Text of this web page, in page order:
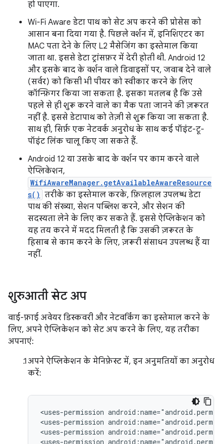
हो पाएगा.
Wi-Fi Aware डेटा पाथ को सेट अप करने की प्रोसेस को
आसान बना दिया गया है. पिछले वर्शन में, इनिशिएटर का
MAC पता देने के लिए L2 मैसेजिंग का इस्तेमाल किया
जाता था. इससे डेटा ट्रांसफ़र में देरी होती थी. Android 12
और इसके बाद के वर्शन वाले डिवाइसों पर, जवाब देने वाले
(सर्वर) को किसी भी पीयर को स्वीकार करने के लिए
कॉन्फ़िगर किया जा सकता है. इसका मतलब है कि उसे
पहले से ही शुरू करने वाले का मैक पता जानने की ज़रूरत
नहीं है. इससे डेटापाथ को तेज़ी से शुरू किया जा सकता है.
साथ ही, सिर्फ़ एक नेटवर्क अनुरोध के साथ कई पॉइंट-टू-
पॉइंट लिंक चालू किए जा सकते हैं.
Android 12 या उसके बाद के वर्शन पर काम करने वाले
ऐप्लिकेशन,
WifiAwareManager.getAvailableAwareResource
s() तरीके का इस्तेमाल करके, फ़िलहाल उपलब्ध डेटा
पाथ की संख्या, सेशन पब्लिश करने, और सेशन की
सदस्यता लेने के लिए कर सकते हैं. इससे ऐप्लिकेशन को
यह तय करने में मदद मिलती है कि उसकी ज़रूरत के
हिसाब से काम करने के लिए, ज़रूरी संसाधन उपलब्ध हैं या
नहीं.
शुरुआती सेट अप
वाई-फ़ाई अवेयर डिस्कवरी और नेटवर्किंग का इस्तेमाल करने के
लिए, अपने ऐप्लिकेशन को सेट अप करने के लिए, यह तरीका
अपनाएं:
अपने ऐप्लिकेशन के मेनिफ़ेस्ट में, इन अनुमतियों का अनुरोध
करें:
<uses-permission
<uses-permission
<uses-permission
<uses-permission